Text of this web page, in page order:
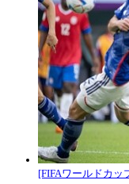
[FIFAワールドカッ